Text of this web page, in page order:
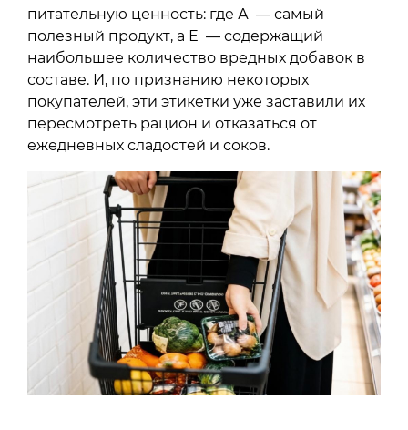
питательную ценность: где А — самый
полезный продукт, а Е — содержащий
наибольшее количество вредных добавок в
составе. И, по признанию некоторых
покупателей, эти этикетки уже заставили их
пересмотреть рацион и отказаться от
ежедневных сладостей и соков.